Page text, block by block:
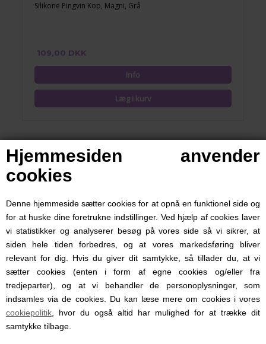
Hjemmesiden anvender
cookies
Denne hjemmeside sætter cookies for at opnå en funktionel side og
for at huske dine foretrukne indstillinger. Ved hjælp af cookies laver
vi statistikker og analyserer besøg på vores side så vi sikrer, at
siden hele tiden forbedres, og at vores markedsføring bliver
relevant for dig. Hvis du giver dit samtykke, så tillader du, at vi
sætter cookies (enten i form af egne cookies og/eller fra
tredjeparter), og at vi behandler de personoplysninger, som
indsamles via de cookies. Du kan læse mere om cookies i vores
cookiepolitik , hvor du også altid har mulighed for at trække dit
samtykke tilbage.
Silikone Pingvin Kop, Magni, Grå
109,00 DKK
Silikone Pingvin Kop, Magni, Okker